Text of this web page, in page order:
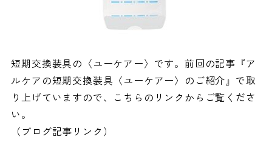
短期交換装具の〈ユーケアー〉です。前回の記事『ア
ルケアの短期交換装具〈ユーケアー〉のご紹介』で取
り上げていますので、こちらのリンクからご覧くださ
い。
（ブログ記事リンク）